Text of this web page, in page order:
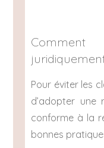
Pour éviter les
d’adopter une
conforme à la
bonnes